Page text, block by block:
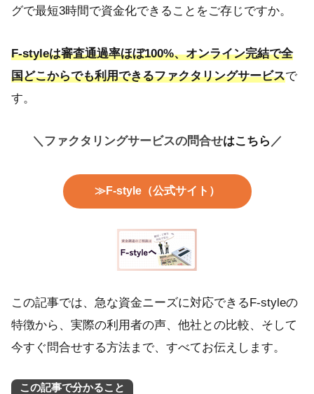
グで最短3時間で資金化できることをご存じですか。
F-styleは審査通過率ほぼ100%、オンライン完結で全
国どこからでも利用できるファクタリングサービスで
す。
＼ファクタリングサービスの問合せはこちら ／
≫F-style（公式サイト）
この記事では、急な資金ニーズに対応できるF-styleの
特徴から、実際の利用者の声、他社との比較、そして
今すぐ問合せする方法まで、すべてお伝えします。
この記事で分かること